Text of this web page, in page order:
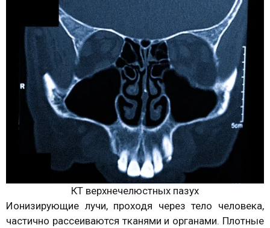
КТ верхнечелюстных пазух
Ионизирующие лучи, проходя через тело человека,
частично рассеиваются тканями и органами. Плотные